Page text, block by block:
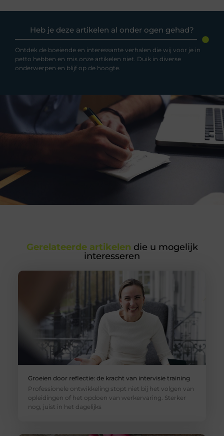
Heb je deze artikelen al onder ogen gehad?
Ontdek de boeiende en interessante verhalen die wij voor je in
petto hebben en mis onze artikelen niet. Duik in diverse
onderwerpen en blijf op de hoogte.
Gerelateerde artikelen die u mogelijk
interesseren
Groeien door reflectie: de kracht van intervisie training
Professionele ontwikkeling stopt niet bij het volgen van
opleidingen of het opdoen van werkervaring. Sterker
nog, juist in het dagelijks